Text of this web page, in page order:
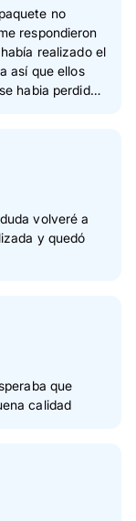
no
respondieron
realizado el
habia perdido
funda va
volveré a
y quedó
que
calidad